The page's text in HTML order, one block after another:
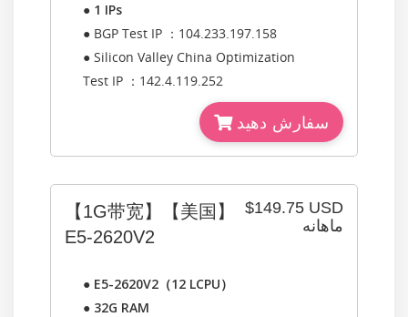
● 1 IPs
● BGP Test IP ：104.233.197.158
● Silicon Valley China Optimization
Test IP ：142.4.119.252
سفارش دهید
$149.75 USD
ماهانه
【1G带宽】【美国】
E5-2620V2
● E5-2620V2（12 LCPU）
● 32G RAM